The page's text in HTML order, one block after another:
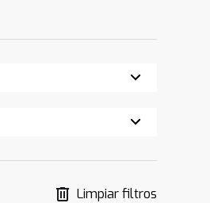
Limpiar filtros